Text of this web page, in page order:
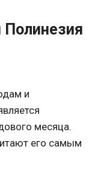
и
месяца.
его самым